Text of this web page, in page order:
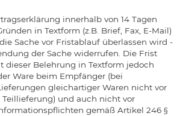
innerhalb von 14 Tagen
in Textform (z.B. Brief, Fax, E-Mail)
Sache vor Fristablauf überlassen wird -
der Sache widerrufen. Die Frist
dieser Belehrung in Textform jedoch
Ware beim Empfänger (bei
gleichartiger Waren nicht vor
Teillieferung) und auch nicht vor
gemäß Artikel 246 §